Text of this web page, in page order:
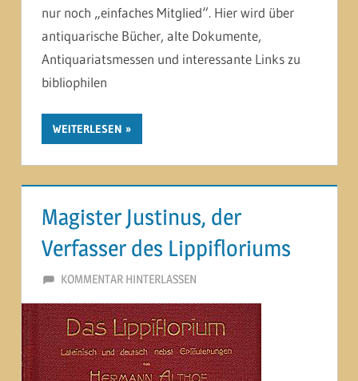
nur noch „einfaches Mitglied“. Hier wird über
antiquarische Bücher, alte Dokumente,
Antiquariatsmessen und interessante Links zu
bibliophilen
WEITERLESEN
Magister Justinus, der
Verfasser des Lippifloriums
13. JULI 2014
MARTINA BERG
KOMMENTAR HINTERLASSEN